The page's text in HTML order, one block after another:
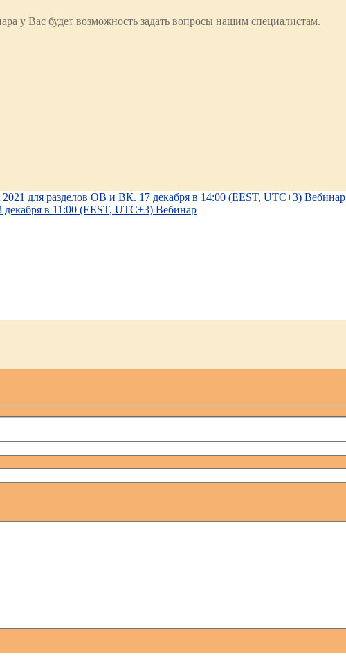
у Вас будет возможность задать вопросы нашим специалистам.
для разделов ОВ и ВК. 17 декабря в 14:00 (EEST, UTC+3) Вебинар
в 11:00 (EEST, UTC+3) Вебинар